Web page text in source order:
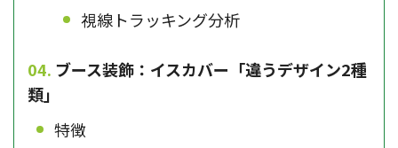
視線トラッキング分析
ブース装飾：イスカバー「違うデザイン2種
類」
特徴